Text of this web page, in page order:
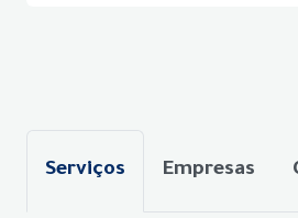
Serviços Empresas